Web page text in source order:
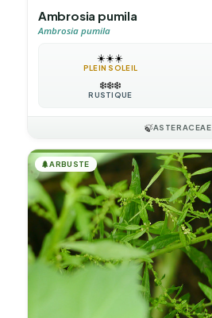
Ambrosia pumila
Ambrosia pumila
☀️☀️☀️
PLEIN SOLEIL
❄️❄️❄️
RUSTIQUE
🍃ASTERACEAE
🌲ARBUSTE